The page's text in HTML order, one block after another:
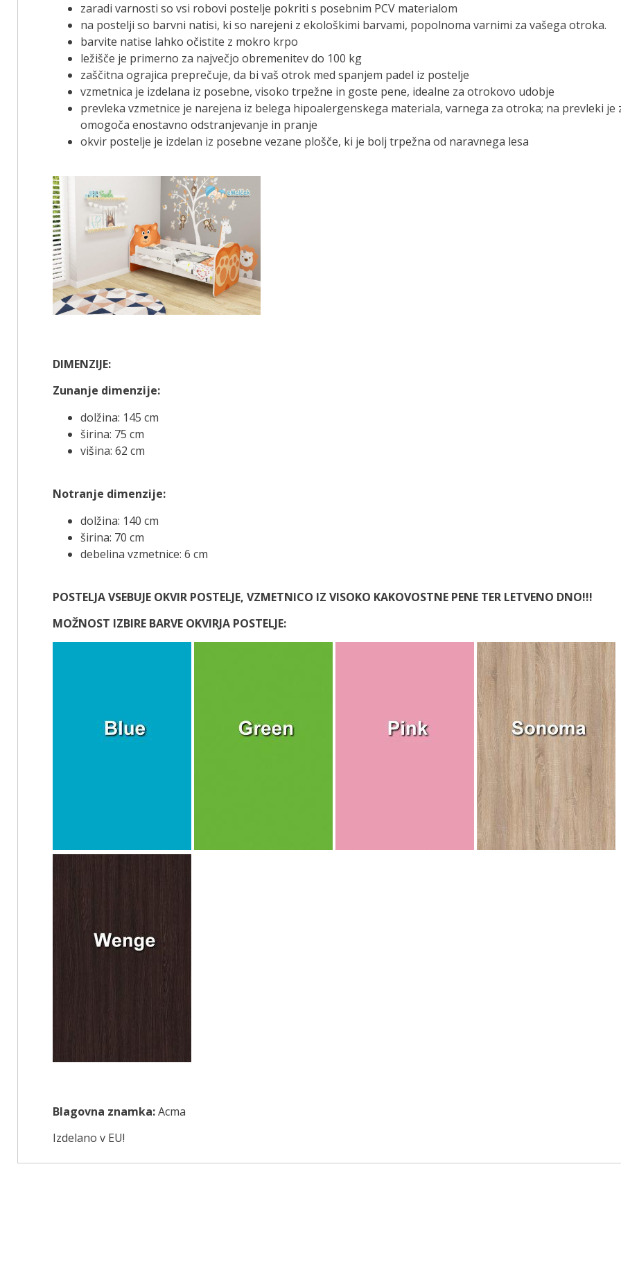
zaradi varnosti so vsi robovi postelje pokriti s posebnim PCV materialom
na postelji so barvni natisi, ki so narejeni z ekološkimi barvami, popolnoma varnimi za vašega otroka.
barvite natise lahko očistite z mokro krpo
ležišče je primerno za največjo obremenitev do 100 kg
zaščitna ograjica preprečuje, da bi vaš otrok med spanjem padel iz postelje
vzmetnica je izdelana iz posebne, visoko trpežne in goste pene, idealne za otrokovo udobje
prevleka vzmetnice je narejena iz belega hipoalergenskega materiala, varnega za otroka; na prevleki je
omogoča enostavno odstranjevanje in pranje
okvir postelje je izdelan iz posebne vezane plošče, ki je bolj trpežna od naravnega lesa
DIMENZIJE:
Zunanje dimenzije:
dolžina: 145 cm
širina: 75 cm
višina: 62 cm
Notranje dimenzije:
dolžina: 140 cm
širina: 70 cm
debelina vzmetnice: 6 cm
POSTELJA VSEBUJE OKVIR POSTELJE, VZMETNICO IZ VISOKO KAKOVOSTNE PENE TER LETVENO DNO!!!
MOŽNOST IZBIRE BARVE OKVIRJA POSTELJE:
Blagovna znamka:Acma
Izdelano v EU!